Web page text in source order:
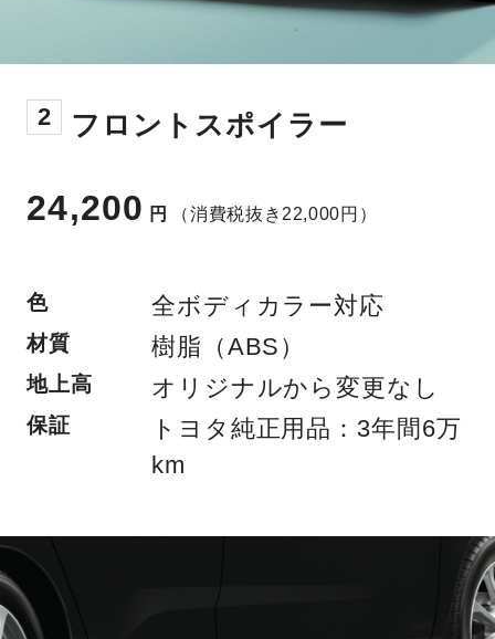
2 フロントスポイラー
24,200 円 （消費税抜き22,000円）
色 全ボディカラー対応
材質 樹脂（ABS）
地上高 オリジナルから変更なし
保証
トヨタ純正用品：3年間6万
km